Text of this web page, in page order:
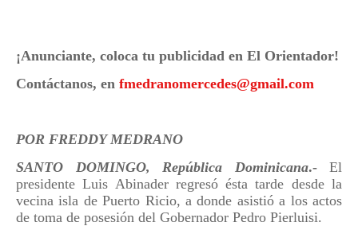
¡Anunciante, coloca tu publicidad en El Orientador!
Contáctanos, en fmedranomercedes@gmail.com
POR FREDDY MEDRANO
SANTO DOMINGO, República Dominicana.- El
presidente Luis Abinader regresó ésta tarde desde la
vecina isla de Puerto Ricio, a donde asistió a los actos
de toma de posesión del Gobernador Pedro Pierluisi.